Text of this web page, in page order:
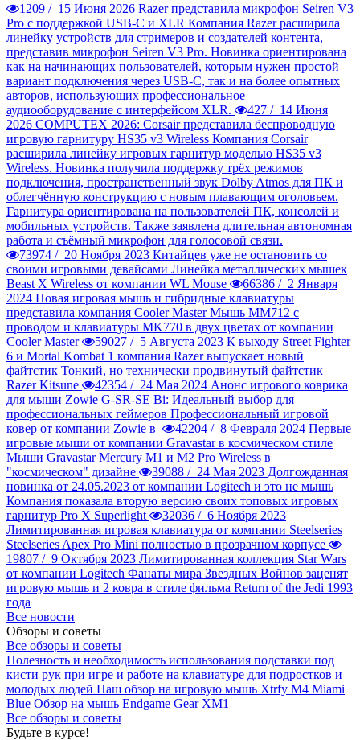
1209 / 15 Июня 2026 Razer представила микрофон Seiren V3
Pro с поддержкой USB-C и XLR Компания Razer расширила
линейку устройств для стримеров и создателей контента,
представив микрофон Seiren V3 Pro. Новинка ориентирована
как на начинающих пользователей, которым нужен простой
вариант подключения через USB-C, так и на более опытных
авторов, использующих профессиональное
аудиооборудование с интерфейсом XLR.
427 / 14 Июня
2026 COMPUTEX 2026: Corsair представила беспроводную
игровую гарнитуру HS35 v3 Wireless Компания Corsair
расширила линейку игровых гарнитур моделью HS35 v3
Wireless. Новинка получила поддержку трёх режимов
подключения, пространственный звук Dolby Atmos для ПК и
облегчённую конструкцию с новым плавающим оголовьем.
Гарнитура ориентирована на пользователей ПК, консолей и
мобильных устройств. Также заявлена длительная автономная
работа и съёмный микрофон для голосовой связи.
73974 / 20 Ноября 2023 Китайцев уже не остановить со
своими игровыми девайсами Линейка металлических мышек
Beast X Wireless от компании WL Mouse
66386 / 2 Января
2024 Новая игровая мышь и гибридные клавиатуры
представила компания Cooler Master Мышь MM712 с
проводом и клавиатуры MK770 в двух цветах от компании
Cooler Master
59027 / 5 Августа 2023 К выходу Street Fighter
6 и Mortal Kombat 1 компания Razer выпускает новый
файтстик Тонкий, но технически продвинутый файтстик
Razer Kitsune
42354 / 24 Мая 2024 Анонс игрового коврика
для мыши Zowie G-SR-SE Bi: Идеальный выбор для
профессиональных геймеров Профессиональный игровой
ковер от компании Zowie в
42204 / 8 Февраля 2024 Первые
игровые мыши от компании Gravastar в космическом стиле
Мыши Gravastar Mercury M1 и M2 Pro Wireless в
"космическом" дизайне
39088 / 24 Мая 2023 Долгожданная
новинка от 24.05.2023 от компании Logitech и это не мышь
Компания показала вторую версию своих топовых игровых
гарнитур Pro X Superlight
32036 / 6 Ноября 2023
Лимитированная игровая клавиатура от компании Steelseries
Steelseries Apex Pro Mini полностью в прозрачном корпусе
19807 / 9 Октября 2023 Лимитированная коллекция Star Wars
от компании Logitech Фанаты мира Звездных Войнов заценят
игровую мышь и 2 ковра в стиле фильма Return of the Jedi 1993
года
Все новости
Обзоры и советы
Все обзоры и советы
Полезность и необходимость использования подставки под
кисти рук при игре и работе на клавиатуре для подростков и
молодых людей Наш обзор на игровую мышь Xtrfy M4 Miami
Blue Обзор на мышь Endgame Gear XM1
Все обзоры и советы
Будьте в курсе!